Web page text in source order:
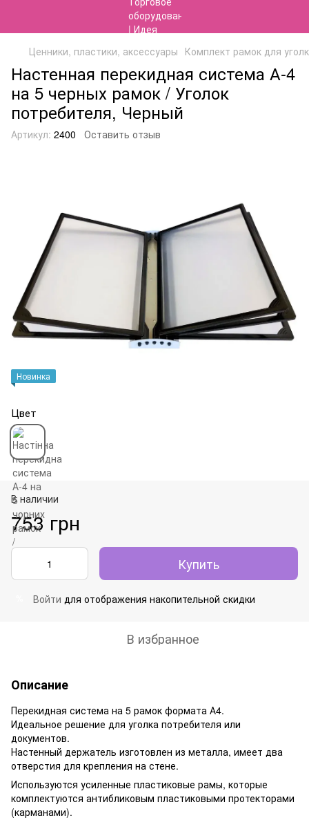
Ценники, пластики, аксессуары Комплект рамок для
Настенная перекидная система А-4
на 5 черных рамок / Уголок
потребителя, Черный
Артикул: 2400 Оставить отзыв
Новинка
Цвет
В наличии
753 грн
Купить
Войти для отображения накопительной скидки
В избранное
Описание
Перекидная система на 5 рамок формата А4.
Идеальное решение для уголка потребителя или
документов.
Настенный держатель изготовлен из металла, имеет два
отверстия для крепления на стене.
Используются усиленные пластиковые рамы, которые
комплектуются антибликовым пластиковыми протекторами
(карманами).